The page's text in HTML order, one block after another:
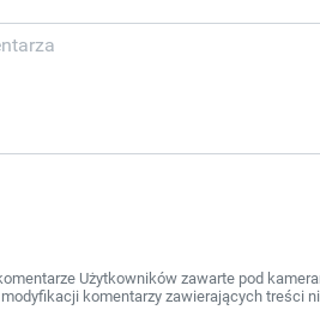
Użytkowników zawarte pod
komentarzy zawierających treści